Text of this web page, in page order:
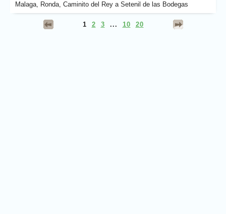
Malaga, Ronda, Caminito del Rey a Setenil de las Bodegas
1 2 3 ... 10 20